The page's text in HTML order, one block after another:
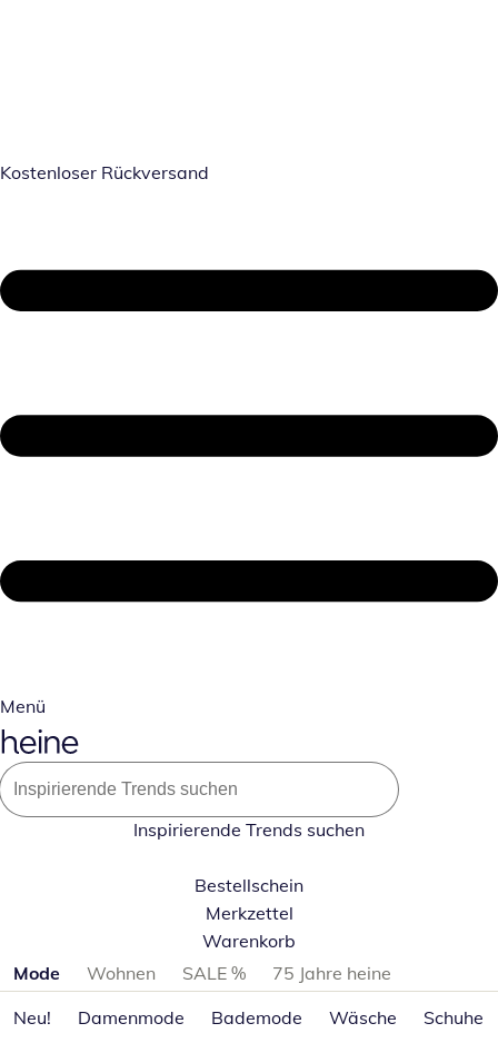
Kostenloser Rückversand
Menü
Inspirierende Trends suchen
Bestellschein
Merkzettel
Warenkorb
Produktkategorien überspringen
Mode Wohnen SALE %
75 Jahre heine
Neu!
Damenmode Bademode Wäsche Schuhe